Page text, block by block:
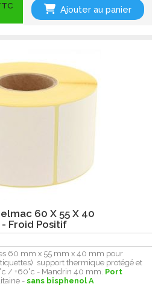
Ajouter au panier
60 X 55 X 40
Froid Positif
60 mm x 55 mm x 40 mm pour
support thermique protégé et
/ +60°c - Mandrin 40 mm. Port
- sans bisphenol A